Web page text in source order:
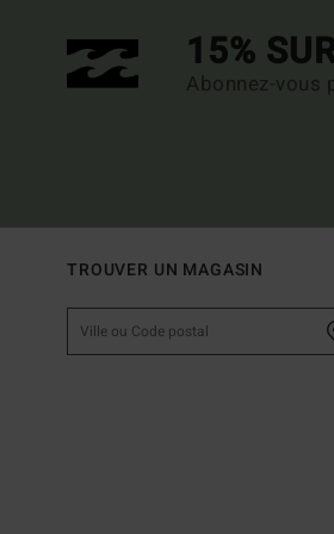
15%
Abonnez-vous
TROUVER UN MAGASIN